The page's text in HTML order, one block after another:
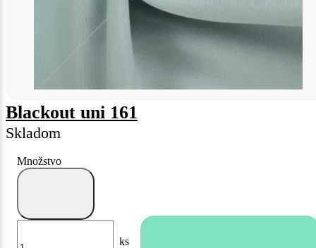
Blackout uni 161
Skladom
Množstvo
ks